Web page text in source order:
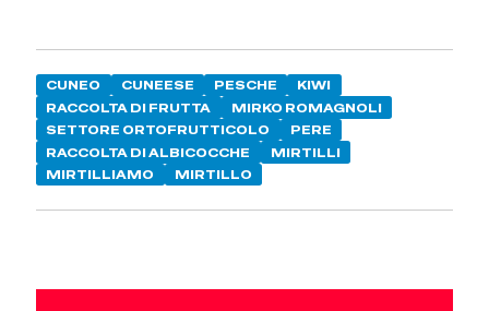
CUNEO CUNEESE PESCHE
KIWI
RACCOLTA DI FRUTTA
MIRKO ROMAGNOLI
SETTORE ORTOFRUTTICOLO
PERE
RACCOLTA DI ALBICOCCHE
MIRTILLI
MIRTILLIAMO
MIRTILLO